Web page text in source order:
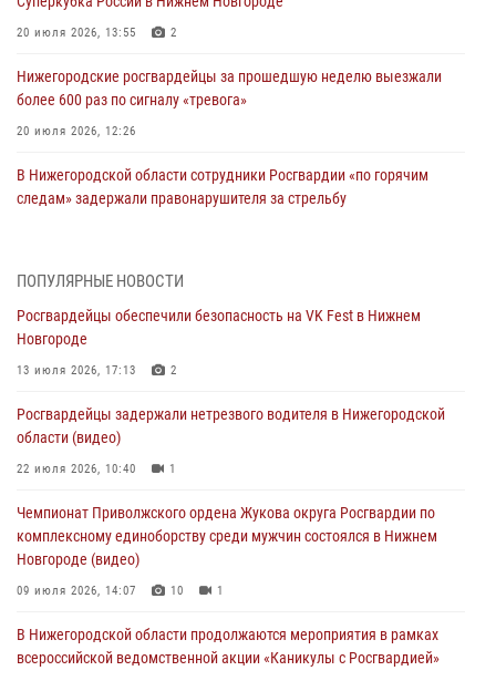
20 июля 2026, 13:55 2
Нижегородские росгвардейцы за прошедшую неделю выезжали
более 600 раз по сигналу «тревога»
20 июля 2026, 12:26
В Нижегородской области сотрудники Росгвардии «по горячим
следам» задержали правонарушителя за стрельбу
В Нижегородской области продолжаются мероприятия в рамках
16 июля 2026, 05:00
Росгвардейцы обеспечили безопасность на VK Fest в Нижнем
13 июля 2026, 17:13
Нижегородские росгвардейцы за прошедшую неделю выезжали
13 июля 2026, 06:45
Росгвардейцы предотвратили серию краж в Нижнем Новгороде
10 июля 2026, 09:38
ПОПУЛЯРНЫЕ НОВОСТИ
Росгвардейцы обеспечили безопасность на VK Fest в Нижнем
Новгороде
13 июля 2026, 17:13 2
Росгвардейцы задержали нетрезвого водителя в Нижегородской
области (видео)
22 июля 2026, 10:40 1
Чемпионат Приволжского ордена Жукова округа Росгвардии по
комплексному единоборству среди мужчин состоялся в Нижнем
Новгороде (видео)
09 июля 2026, 14:07 10 1
В Нижегородской области продолжаются мероприятия в рамках
всероссийской ведомственной акции «Каникулы с Росгвардией»